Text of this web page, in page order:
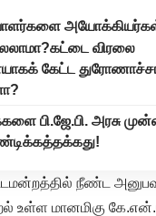
விரலை
கேட்ட
பி.ஜே.பி. அரசு
நீண்ட
உள்ள மானமிகு